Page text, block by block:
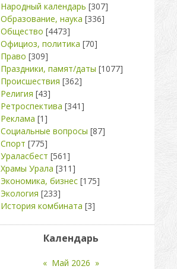
Народный календарь [307]
Образование, наука [336]
Общество [4473]
Официоз, политика [70]
Право [309]
Праздники, памят/даты [1077]
Происшествия [362]
Религия [43]
Ретроспектива [341]
Реклама [1]
Социальные вопросы [87]
Спорт [775]
Ураласбест [561]
Храмы Урала [311]
Экономика, бизнес [175]
Экология [233]
История комбината [3]
Календарь
« Май 2026 »